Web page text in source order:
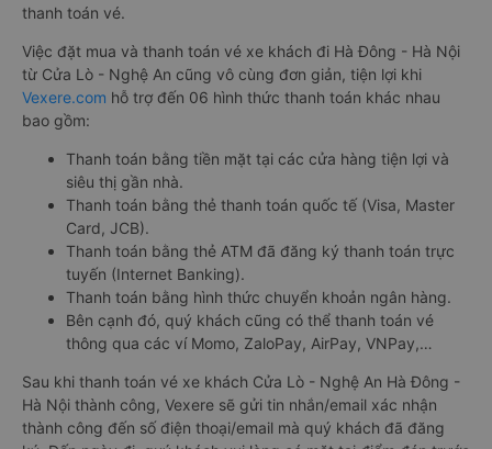
thanh toán vé.
Việc đặt mua và thanh toán vé xe khách đi Hà Đông - Hà Nội
từ Cửa Lò - Nghệ An cũng vô cùng đơn giản, tiện lợi khi
Vexere.com hỗ trợ đến 06 hình thức thanh toán khác nhau
bao gồm:
Thanh toán bằng tiền mặt tại các cửa hàng tiện lợi và
siêu thị gần nhà.
Thanh toán bằng thẻ thanh toán quốc tế (Visa, Master
Card, JCB).
Thanh toán bằng thẻ ATM đã đăng ký thanh toán trực
tuyến (Internet Banking).
Thanh toán bằng hình thức chuyển khoản ngân hàng.
Bên cạnh đó, quý khách cũng có thể thanh toán vé
thông qua các ví Momo, ZaloPay, AirPay, VNPay,…
Sau khi thanh toán vé xe khách Cửa Lò - Nghệ An Hà Đông -
Hà Nội thành công, Vexere sẽ gửi tin nhắn/email xác nhận
thành công đến số điện thoại/email mà quý khách đã đăng